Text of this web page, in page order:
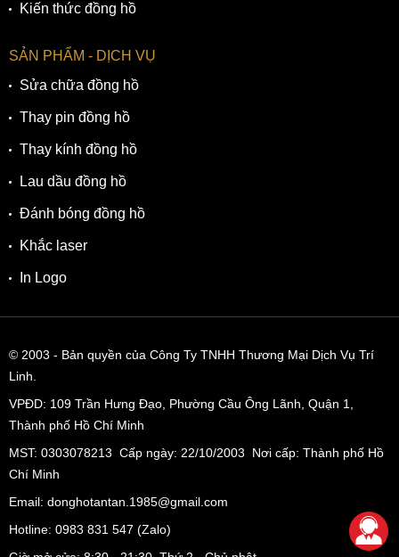
Kiến thức đồng hồ
SẢN PHẨM - DỊCH VỤ
Sửa chữa đồng hồ
Thay pin đồng hồ
Thay kính đồng hồ
Lau dầu đồng hồ
Đánh bóng đồng hồ
Khắc laser
In Logo
© 2003 - Bản quyền của Công Ty TNHH Thương Mại Dịch Vụ Trí
Linh.
VPĐD: 109 Trần Hưng Đạo, Phường Cầu Ông Lãnh, Quận 1,
Thành phố Hồ Chí Minh
MST: 0303078213 Cấp ngày: 22/10/2003 Nơi cấp: Thành phố Hồ
Chí Minh
Email: donghotantan.1985@gmail.com
Hotline: 0983 831 547 (Zalo)